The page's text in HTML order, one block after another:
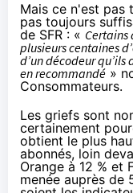
Mais ce n'est pas
pas toujours
de SFR : « Certains
plusieurs centaines
d’un décodeur
en recommandé »
Consommateurs.
Les griefs sont
certainement
obtient le plus
abonnés, loin
Orange à 12 % et
menée auprès de